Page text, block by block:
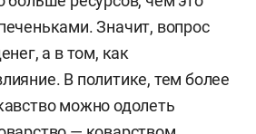
Значит, вопрос
а в том, как
В политике, тем более
можно одолеть